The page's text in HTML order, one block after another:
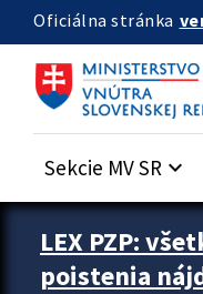
Preskocit na hlavný obsah
Oficiálna stránka
Sekcie MV SR keyboard_arrow_down
Zastavit automatický
LEX PZP:
poistenia